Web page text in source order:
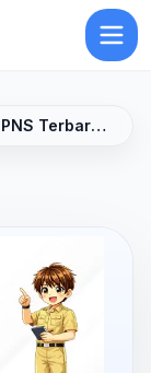
Contoh Soal CPNS Terbaru 2026 - TWK, TIU, TKP